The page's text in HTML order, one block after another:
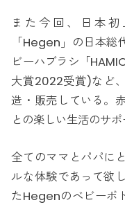
また今回、日本
「Hegen」の日本総
ビーハブラシ「
大賞2022受賞)など
造・販売している。
との楽しい生活のサ
全てのママとパパに
ルな体験であって欲
たHegenのベビーボ